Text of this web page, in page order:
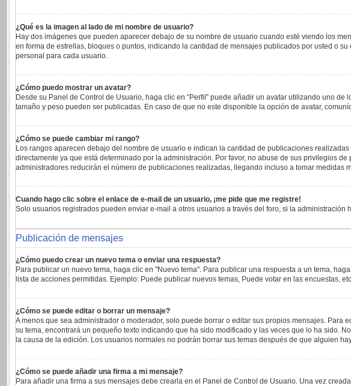
¿Qué es la imagen al lado de mi nombre de usuario?
Hay dos imágenes que pueden aparecer debajo de su nombre de usuario cuando esté viendo los
en forma de estrellas, bloques o puntos, indicando la cantidad de mensajes publicados por usted o
personal para cada usuario.
¿Cómo puedo mostrar un avatar?
Desde su Panel de Control de Usuario, haga clic en “Perfil” puede añadir un avatar utilizando uno
tamaño y peso pueden ser publicadas. En caso de que no este disponible la opción de avatar,
¿Cómo se puede cambiar mi rango?
Los rangos aparecen debajo del nombre de usuario e indican la cantidad de publicaciones
directamente ya que está determinado por la administración. Por favor, no abuse de sus privilegios
administradores reducirán el número de publicaciones realizadas, llegando incluso a tomar medidas
Cuando hago clic sobre el enlace de e-mail de un usuario, ¡me pide que me registre!
Solo usuarios registrados pueden enviar e-mail a otros usuarios a través del foro, si la
Publicación de mensajes
¿Cómo puedo crear un nuevo tema o enviar una respuesta?
Para publicar un nuevo tema, haga clic en "Nuevo tema". Para publicar una respuesta a un tema,
lista de acciones permitidas. Ejemplo: Puede publicar nuevos temas, Puede votar en las encuestas,
¿Cómo se puede editar o borrar un mensaje?
A menos que sea administrador o moderador, solo puede borrar o editar sus propios mensajes. Para
su tema, encontrará un pequeño texto indicando que ha sido modificado y las veces que lo ha sido.
la causa de la edición. Los usuarios normales no podrán borrar sus temas después de que alguien
¿Cómo se puede añadir una firma a mi mensaje?
Para añadir una firma a sus mensajes debe crearla en el Panel de Control de Usuario. Una vez